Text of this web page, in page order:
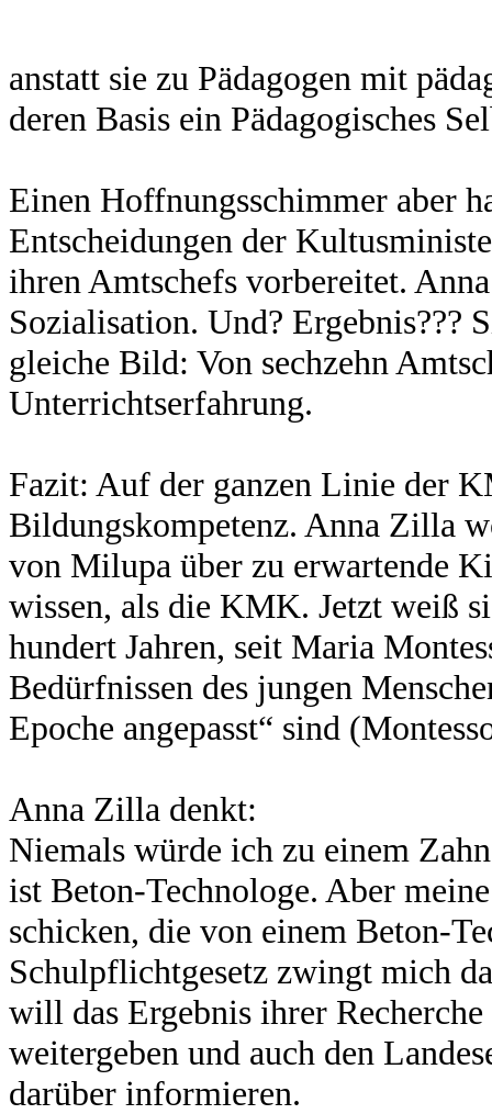
anstatt sie zu Pädagogen mit
deren Basis ein Pädagogisches
Einen Hoffnungsschimmer aber
Entscheidungen der
ihren Amtschefs vorbereitet.
Sozialisation. Und? Ergebnis???
gleiche Bild: Von sechzehn
Unterrichtserfahrung.
Fazit: Auf der ganzen Linie der
Bildungskompetenz. Anna Zilla
von Milupa über zu erwartende
wissen, als die KMK. Jetzt weiß
hundert Jahren, seit Maria
Bedürfnissen des jungen
Epoche angepasst“ sind
Anna Zilla denkt:
Niemals würde ich zu einem
ist Beton-Technologe. Aber
schicken, die von einem Beton-
Schulpflichtgesetz zwingt mich
will das Ergebnis ihrer
weitergeben und auch den
darüber informieren.